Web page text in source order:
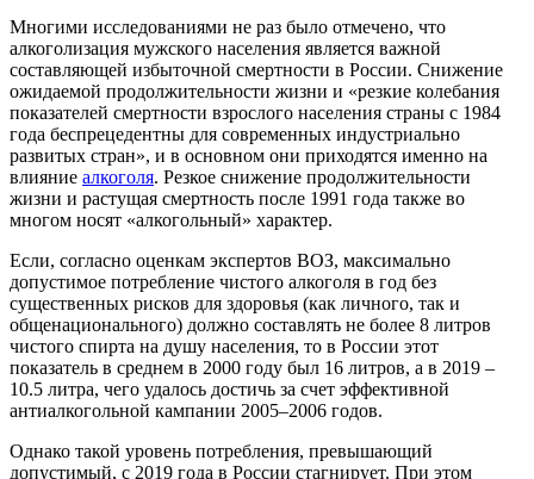
Многими исследованиями не раз было отмечено, что
алкоголизация мужского населения является важной
составляющей избыточной смертности в России. Снижение
ожидаемой продолжительности жизни и «резкие колебания
показателей смертности взрослого населения страны с 1984
года беспрецедентны для современных индустриально
развитых стран», и в основном они приходятся именно на
влияние алкоголя. Резкое снижение продолжительности
жизни и растущая смертность после 1991 года также во
многом носят «алкогольный» характер.
Если, согласно оценкам экспертов ВОЗ, максимально
допустимое потребление чистого алкоголя в год без
существенных рисков для здоровья (как личного, так и
общенационального) должно составлять не более 8 литров
чистого спирта на душу населения, то в России этот
показатель в среднем в 2000 году был 16 литров, а в 2019 –
10.5 литра, чего удалось достичь за счет эффективной
антиалкогольной кампании 2005–2006 годов.
Однако такой уровень потребления, превышающий
допустимый, с 2019 года в России стагнирует. При этом